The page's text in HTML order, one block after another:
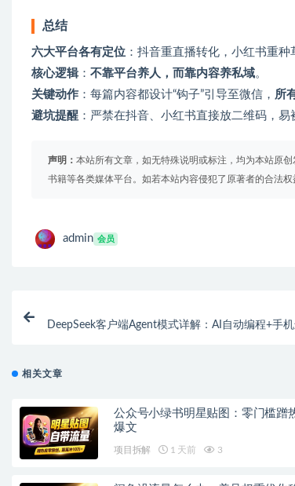
总结
六大平台各有定位 ：抖音重直播转化，小红书重
核心逻辑‌：‌ 不靠平台养人，而靠内容养私域‌。
关键动作 ‌：每篇内容都设计“钩子”引导至微信，‌ 所
避坑提醒 ：严禁在抖音、小红书直接放二维码，
声明： 本站所有文章，如无特殊说明或标注，均为本站原
书籍等各类媒体平台。如若本站内容侵犯了原著者的合法权
admin 会员
DeepSeek客户端Agent模式详解：AI自动编程+手
相关文章
公众号小绿书明星贴图：零门槛蹭
爆文
项目拆解 1 天前 3